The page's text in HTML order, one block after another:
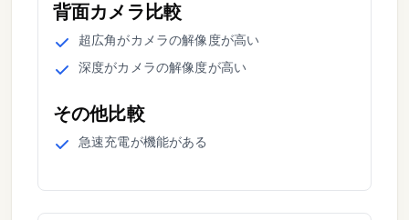
背面カメラ 比較
超広角がカメラの解像度が高い
深度がカメラの解像度が高い
その他比較
急速充電が機能がある